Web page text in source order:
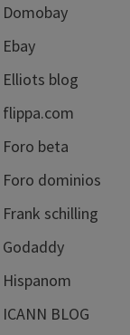
Domobay
Ebay
Elliots blog
flippa.com
Foro beta
Foro dominios
Frank schilling
Godaddy
Hispanom
ICANN BLOG